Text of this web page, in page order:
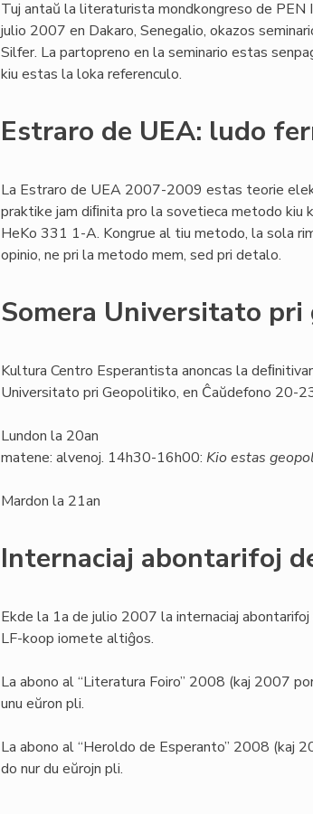
Tuj antaŭ la literaturista mondkongreso de PEN
julio 2007 en Dakaro, Senegalio, okazos
Silfer. La partopreno en la seminario estas
kiu estas la loka referenculo.
Estraro de UEA: ludo
La Estraro de UEA 2007-2009 estas teorie
praktike jam diﬁnita pro la sovetieca metodo kiu
HeKo 331 1-A. Kongrue al tiu metodo, la sola
opinio, ne pri la metodo mem, sed pri detalo.
Somera Universitato
Kultura Centro Esperantista anoncas la
Universitato pri Geopolitiko, en Ĉaŭdefono 20-
Lundon la 20an
matene: alvenoj. 14h30-16h00: Kio estas
Mardon la 21an
Internaciaj abontarifoj
Ekde la 1a de julio 2007 la internaciaj
LF-koop iomete altiĝos.
La abono al “Literatura Foiro” 2008 (kaj 2007
unu eŭron pli.
La abono al “Heroldo de Esperanto” 2008 (kaj
do nur du eŭrojn pli.